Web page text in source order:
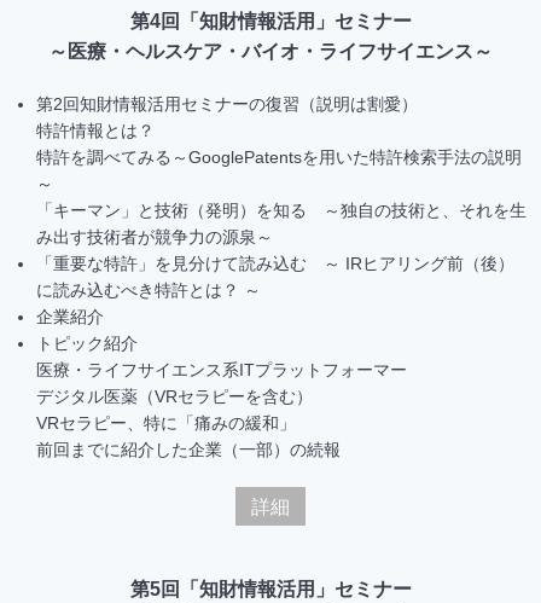
第4回「知財情報活用」セミナー
～医療・ヘルスケア・バイオ・ライフサイエンス～
第2回知財情報活用セミナーの復習（説明は割愛）
特許情報とは？
特許を調べてみる～GooglePatentsを用いた特許検索手法の説明
～
「キーマン」と技術（発明）を知る ～独自の技術と、それを生
み出す技術者が競争力の源泉～
「重要な特許」を見分けて読み込む ～ IRヒアリング前（後）
に読み込むべき特許とは？ ～
企業紹介
トピック紹介
医療・ライフサイエンス系ITプラットフォーマー
デジタル医薬（VRセラピーを含む）
VRセラピー、特に「痛みの緩和」
前回までに紹介した企業（一部）の続報
詳細
第5回「知財情報活用」セミナー